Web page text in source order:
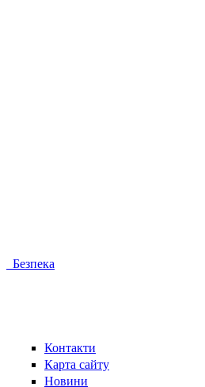
Безпека
Контакти
Карта сайту
Новини